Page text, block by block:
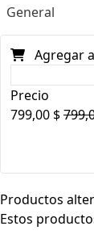
General
Agregar
Precio
799,00 $
Productos
Estos